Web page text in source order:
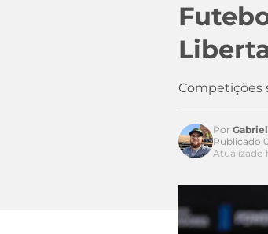
Competições
Por
Publicado
Atualizado